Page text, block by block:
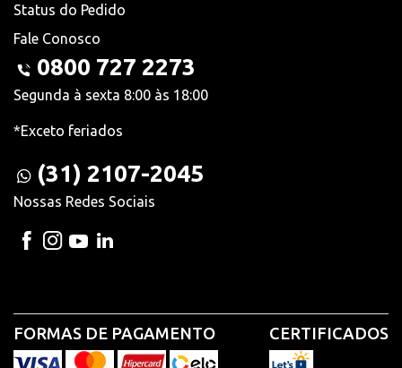
Status do Pedido
Fale Conosco
0800 727 2273
Segunda à sexta 8:00 às 18:00
*Exceto feriados
(31) 2107-2045
Nossas Redes Sociais
FORMAS DE PAGAMENTO CERTIFICADOS